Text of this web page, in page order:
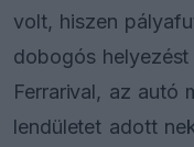
volt, hiszen
dobogós
Ferrarival, az autó
lendületet adott